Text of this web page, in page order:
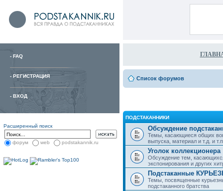
- FAQ
- РЕГИСТРАЦИЯ
- ВХОД
Расширенный поиск
форум web podstakannik.ru
Список форумов
ПОДСТАКАННИКИ
Обсуждение
Темы, касающиеся общих
выпуска, материал и т.д. и
Уголок коллекционера
Обсуждение тем,
экспонирования и других
Подстаканные
Темы, посвященные
подстаканного братства